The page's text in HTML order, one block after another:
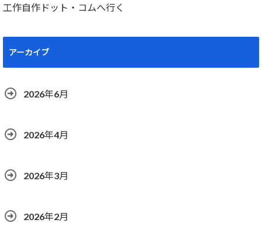
工作自作ドット・コムへ行く
アーカイブ
2026年6月
2026年4月
2026年3月
2026年2月